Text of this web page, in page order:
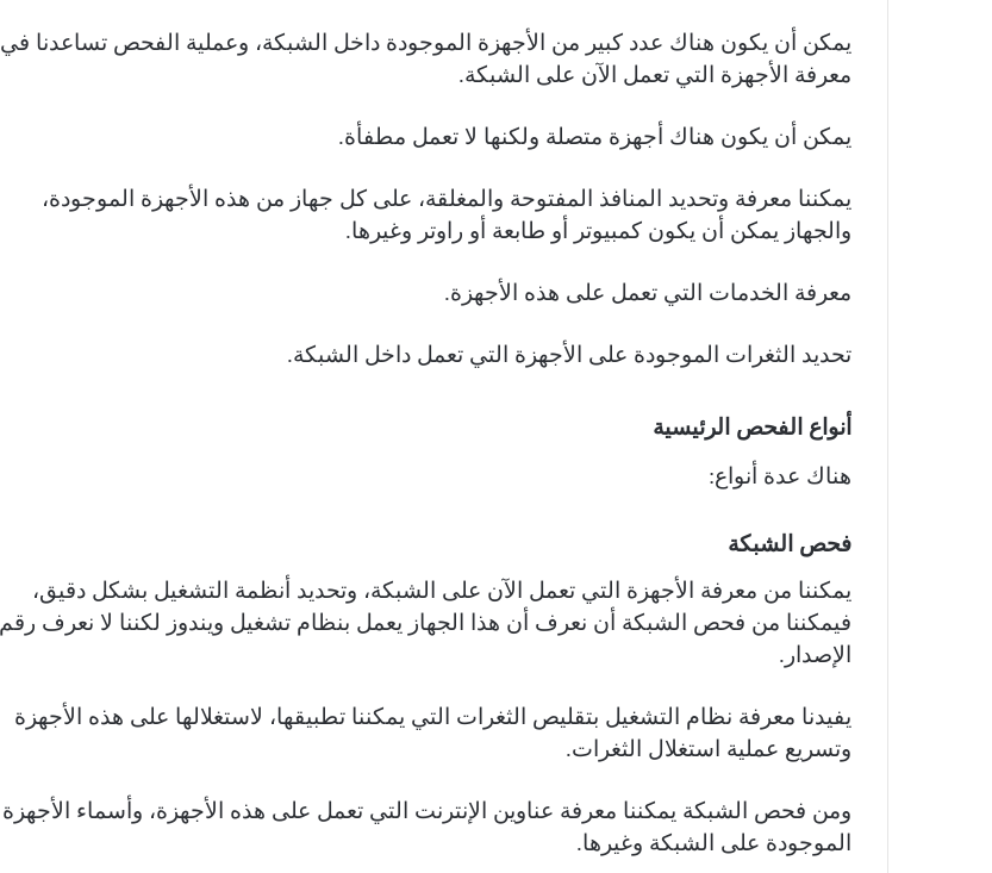
يمكن أن يكون هناك عدد كبير من الأجهزة الموجودة داخل الشبكة، وعملية الفحص تساعدنا في
معرفة الأجهزة التي تعمل الآن على الشبكة.
يمكن أن يكون هناك أجهزة متصلة ولكنها لا تعمل مطفأة.
يمكننا معرفة وتحديد المنافذ المفتوحة والمغلقة، على كل جهاز من هذه الأجهزة الموجودة،
والجهاز يمكن أن يكون كمبيوتر أو طابعة أو راوتر وغيرها.
معرفة الخدمات التي تعمل على هذه الأجهزة.
تحديد الثغرات الموجودة على الأجهزة التي تعمل داخل الشبكة.
أنواع الفحص الرئيسية
هناك عدة أنواع:
فحص الشبكة
يمكننا من معرفة الأجهزة التي تعمل الآن على الشبكة، وتحديد أنظمة التشغيل بشكل دقيق،
فيمكننا من فحص الشبكة أن نعرف أن هذا الجهاز يعمل بنظام تشغيل ويندوز لكننا لا نعرف رقم
الإصدار.
يفيدنا معرفة نظام التشغيل بتقليص الثغرات التي يمكننا تطبيقها، لاستغلالها على هذه الأجهزة
وتسريع عملية استغلال الثغرات.
ومن فحص الشبكة يمكننا معرفة عناوين الإنترنت التي تعمل على هذه الأجهزة، وأسماء الأجهزة
الموجودة على الشبكة وغيرها.